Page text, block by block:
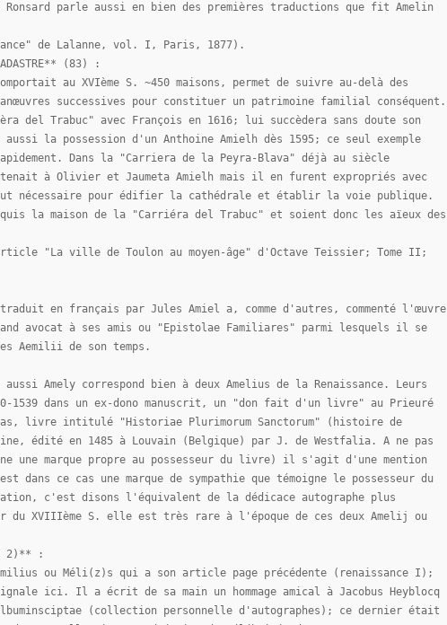
parle aussi en bien des premières traductions que fit Amelin
de Lalanne, vol. I, Paris, 1877).
(83) :
au XVIème S. ~450 maisons, permet de suivre au-delà des
successives pour constituer un patrimoine familial conséquent.
del Trabuc" avec François en 1616; lui succèdera sans doute son
la possession d'un Anthoine Amielh dès 1595; ce seul exemple
Dans la "Carriera de la Peyra-Blava" déjà au siècle
à Olivier et Jaumeta Amielh mais il en furent expropriés avec
nécessaire pour édifier la cathédrale et établir la voie publique.
la maison de la "Carriéra del Trabuc" et soient donc les aïeux des
"La ville de Toulon au moyen-âge" d'Octave Teissier; Tome II;
en français par Jules Amiel a, comme d'autres, commenté l'œuvre
avocat à ses amis ou "Epistolae Familiares" parmi lesquels il se
Aemilii de son temps.
Amely correspond bien à deux Amelius de la Renaissance. Leurs
1539 dans un ex-dono manuscrit, un "don fait d'un livre" au Prieuré
Bas, livre intitulé "Historiae Plurimorum Sanctorum" (histoire de
édité en 1485 à Louvain (Belgique) par J. de Westfalia. A ne pas
une marque propre au possesseur du livre) il s'agit d'une mention
dans ce cas une marque de sympathie que témoigne le possesseur du
c'est disons l'équivalent de la dédicace autographe plus
du XVIIIème S. elle est très rare à l'époque de ces deux Amelij ou
2)** :
ou Méli(z)s qui a son article page précédente (renaissance I);
ici. Il a écrit de sa main un hommage amical à Jacobus Heyblocq
(collection personnelle d'autographes); ce dernier était